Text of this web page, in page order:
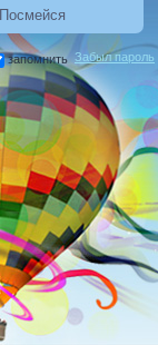
Посмейся
запомнить Забыл пароль